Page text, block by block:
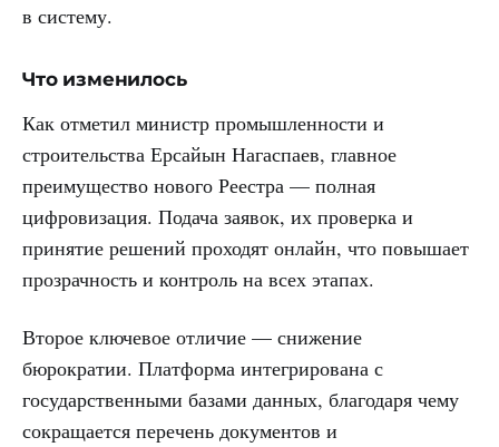
в систему.
Что изменилось
Как отметил министр промышленности и
строительства Ерсайын Нагаспаев, главное
преимущество нового Реестра — полная
цифровизация. Подача заявок, их проверка и
принятие решений проходят онлайн, что повышает
прозрачность и контроль на всех этапах.
Второе ключевое отличие — снижение
бюрократии. Платформа интегрирована с
государственными базами данных, благодаря чему
сокращается перечень документов и